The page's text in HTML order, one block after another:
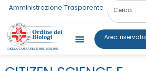
Amministrazione Trasparente
Area riservata